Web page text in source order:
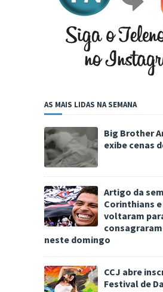
AS MAIS LIDAS NA SEMANA
Big Brother
exibe cenas
Artigo da
Corinthians
voltaram
neste domingo
CCJ abre
Festival de